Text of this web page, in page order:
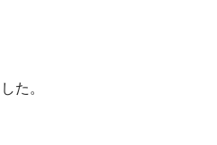
た。